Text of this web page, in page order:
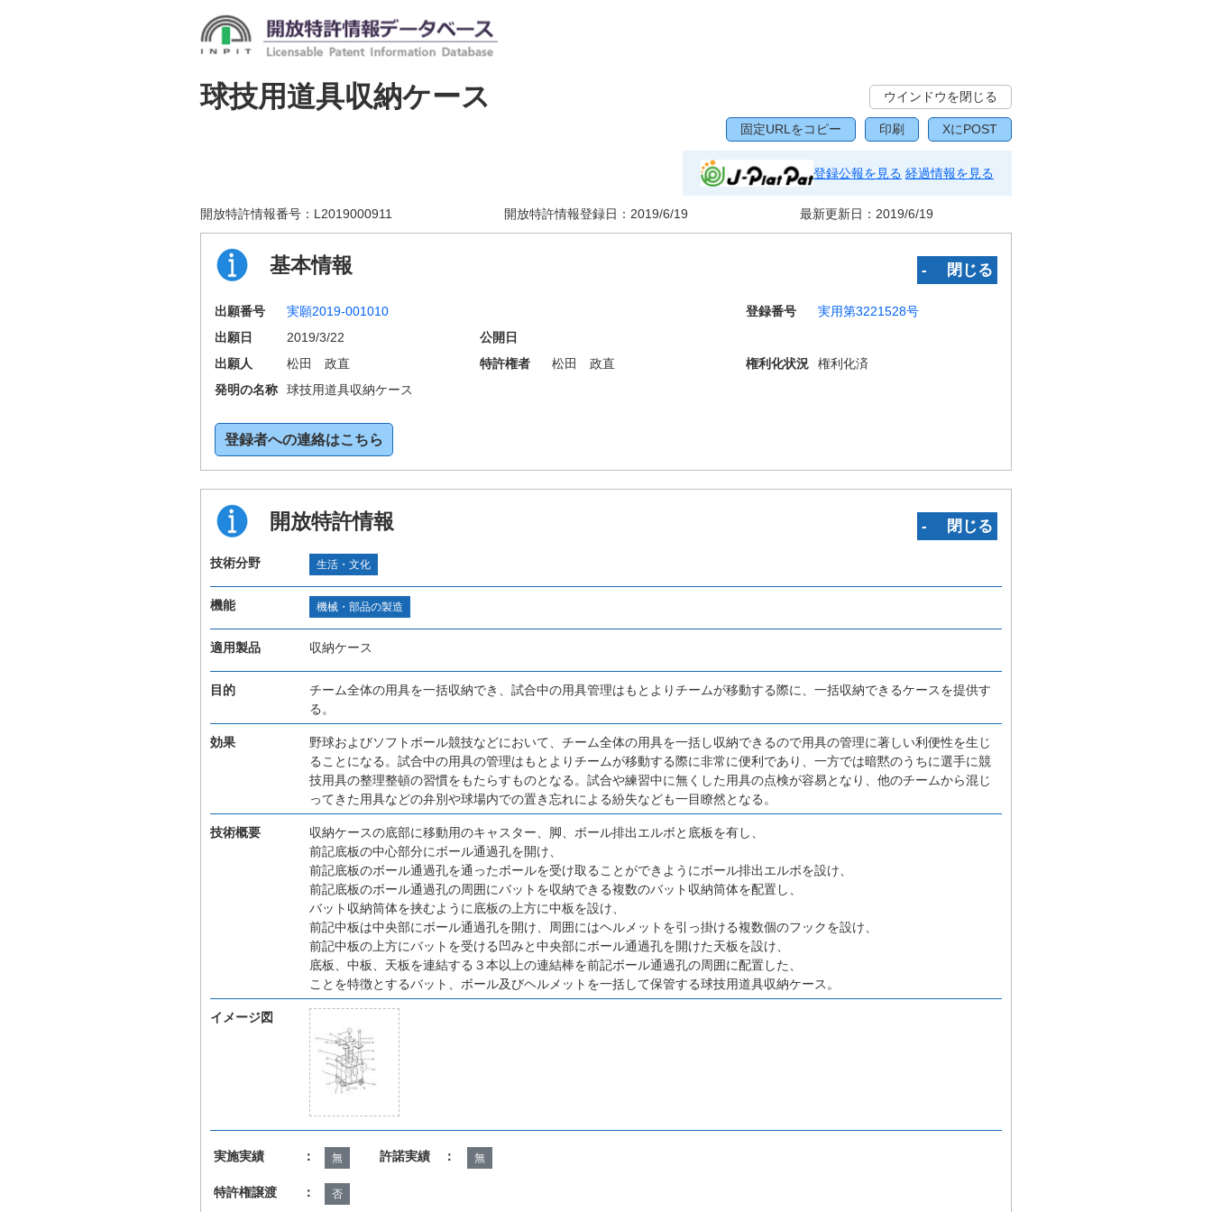
球技用道具収納ケース ウインドウを閉じる
固定URLをコピー 印刷 XにPOST
登録公報を見る 経過情報を見る
開放特許情報番号： L2019000911 開放特許情報登録日： 2019/6/19 最新更新日： 2019/6/19
基本情報 ‐ 閉じる
出願番号 実願2019-001010 登録番号
実用第3221528号
出願日
2019/3/22
公開日
出願人
松田 政直 特許権者 松田 政直 権利化状況
権利化済
発明の名称
球技用道具収納ケース
登録者への連絡はこちら
開放特許情報 ‐ 閉じる
技術分野 生活・文化
機能 機械・部品の製造
適用製品 収納ケース
目的
チーム全体の用具を一括収納でき、試合中の用具管理はもとよりチームが移動する際に、一括収納できるケースを提供す
る。
効果
野球およびソフトボール競技などにおいて、チーム全体の用具を一括し収納できるので用具の管理に著しい利便性を生じ
ることになる。試合中の用具の管理はもとよりチームが移動する際に非常に便利であり、一方では暗黙のうちに選手に競
技用具の整理整頓の習慣をもたらすものとなる。試合や練習中に無くした用具の点検が容易となり、他のチームから混じ
ってきた用具などの弁別や球場内での置き忘れによる紛失なども一目瞭然となる。
技術概要
収納ケースの底部に移動用のキャスター、脚、ボール排出エルボと底板を有し、
前記底板の中心部分にボール通過孔を開け、
前記底板のボール通過孔を通ったボールを受け取ることができようにボール排出エルボを設け、
前記底板のボール通過孔の周囲にバットを収納できる複数のバット収納筒体を配置し、
バット収納筒体を挟むように底板の上方に中板を設け、
前記中板は中央部にボール通過孔を開け、周囲にはヘルメットを引っ掛ける複数個のフックを設け、
前記中板の上方にバットを受ける凹みと中央部にボール通過孔を開けた天板を設け、
底板、中板、天板を連結する３本以上の連結棒を前記ボール通過孔の周囲に配置した、
ことを特徴とするバット、ボール及びヘルメットを一括して保管する球技用道具収納ケース。
イメージ図
実施実績 ： 無 許諾実績 ： 無
特許権譲渡 ： 否